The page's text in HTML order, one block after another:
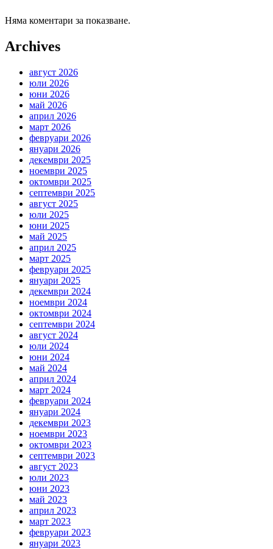
Няма коментари за показване.
Archives
август 2026
юли 2026
юни 2026
май 2026
април 2026
март 2026
февруари 2026
януари 2026
декември 2025
ноември 2025
октомври 2025
септември 2025
август 2025
юли 2025
юни 2025
май 2025
април 2025
март 2025
февруари 2025
януари 2025
декември 2024
ноември 2024
октомври 2024
септември 2024
август 2024
юли 2024
юни 2024
май 2024
април 2024
март 2024
февруари 2024
януари 2024
декември 2023
ноември 2023
октомври 2023
септември 2023
август 2023
юли 2023
юни 2023
май 2023
април 2023
март 2023
февруари 2023
януари 2023